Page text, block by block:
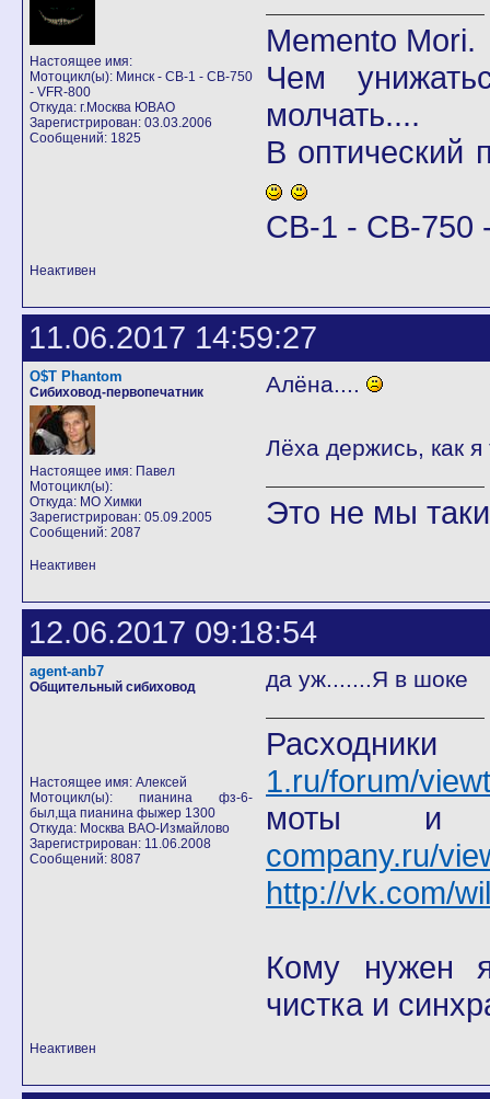
Настоящее имя:
Мотоцикл(ы): Минск - CB-1 - CB-750
- VFR-800
Откуда: г.Москва ЮВАО
Зарегистрирован: 03.03.2006
Сообщений: 1825
Memento Mori.
Чем
молчать....
В
CB-1 - CB-750
Неактивен
11.06.2017 14:59:27
O$T Phantom
Сибиховод-первопечатник
Настоящее имя: Павел
Мотоцикл(ы):
Откуда: МО Химки
Зарегистрирован: 05.09.2005
Сообщений: 2087
Алёна....
Лёха держись, как
Это не мы
Неактивен
12.06.2017 09:18:54
agent-anb7
Общительный сибиховод
Настоящее имя: Алексей
Мотоцикл(ы): пианина фз-6-
был,ща пианина фыжер 1300
Откуда: Москва ВАО-Измайлово
Зарегистрирован: 11.06.2008
Сообщений: 8087
да уж.......Я в шоке
1.ru/forum/
company.ru/
http://vk.com/
Кому нужен
чистка и
Неактивен